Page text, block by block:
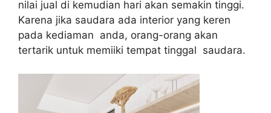
nilai jual di kemudian hari akan semakin tinggi.
Karena jika saudara ada interior yang keren
pada kediaman anda, orang-orang akan
tertarik untuk memiiki tempat tinggal saudara.